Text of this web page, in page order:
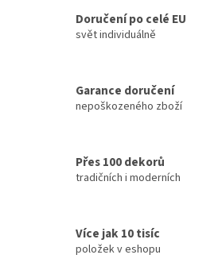
Doručení po celé EU
svět individuálně
Garance doručení
nepoškozeného zboží
Přes 100 dekorů
tradičních i moderních
Více jak 10 tisíc
položek v eshopu